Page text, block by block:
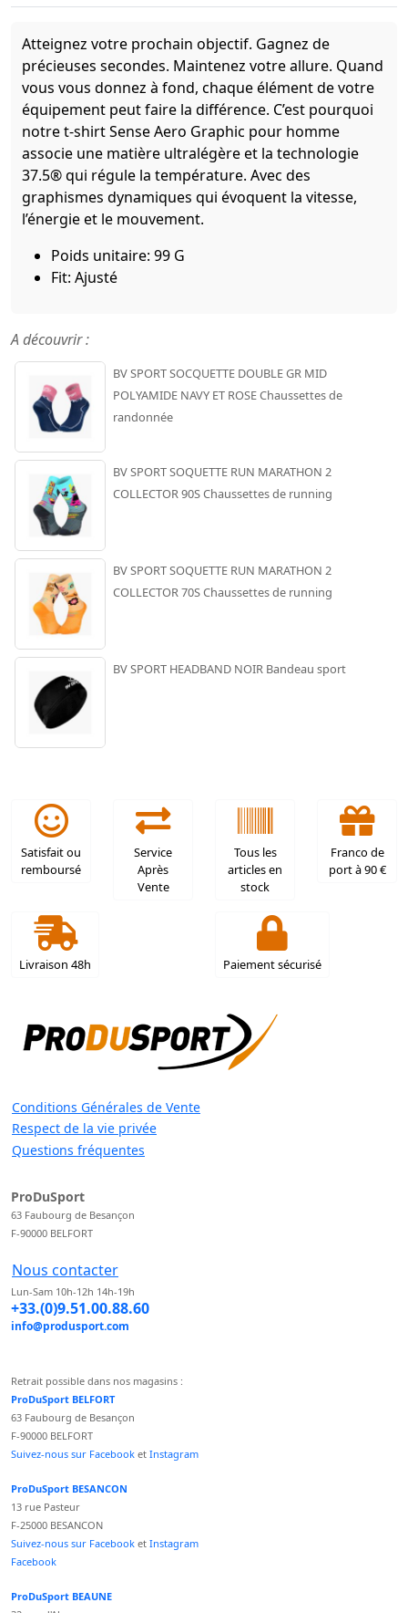
Atteignez votre prochain objectif. Gagnez de
précieuses secondes. Maintenez votre allure. Quand
vous vous donnez à fond, chaque élément de votre
équipement peut faire la différence. C’est pourquoi
notre t-shirt Sense Aero Graphic pour homme
associe une matière ultralégère et la technologie
37.5® qui régule la température. Avec des
graphismes dynamiques qui évoquent la vitesse,
l’énergie et le mouvement.
Poids unitaire: 99 G
Fit: Ajusté
A découvrir :
BV SPORT SOCQUETTE DOUBLE GR MID
POLYAMIDE NAVY ET ROSE Chaussettes de
randonnée
BV SPORT SOQUETTE RUN MARATHON 2
COLLECTOR 90S Chaussettes de running
BV SPORT SOQUETTE RUN MARATHON 2
COLLECTOR 70S Chaussettes de running
BV SPORT HEADBAND NOIR Bandeau sport
Satisfait ou
remboursé
Service
Après
Vente
Tous les
articles en
stock
Franco de
port à 90 €
Livraison 48h Paiement sécurisé
Conditions Générales de Vente
Respect de la vie privée
Questions fréquentes
ProDuSport
63 Faubourg de Besançon
F-90000 BELFORT
Nous contacter
Lun-Sam 10h-12h 14h-19h
+33.(0)9.51.00.88.60
info@produsport.com
Retrait possible dans nos magasins :
ProDuSport BELFORT
63 Faubourg de Besançon
F-90000 BELFORT
Suivez-nous sur Facebook et Instagram
ProDuSport BESANCON
13 rue Pasteur
F-25000 BESANCON
Suivez-nous sur Facebook et Instagram
Facebook
ProDuSport BEAUNE